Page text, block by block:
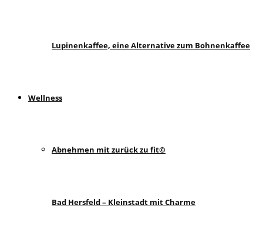
Lupinenkaffee, eine Alternative zum Bohnenkaffee
Wellness
Abnehmen mit zurück zu fit©
Bad Hersfeld – Kleinstadt mit Charme